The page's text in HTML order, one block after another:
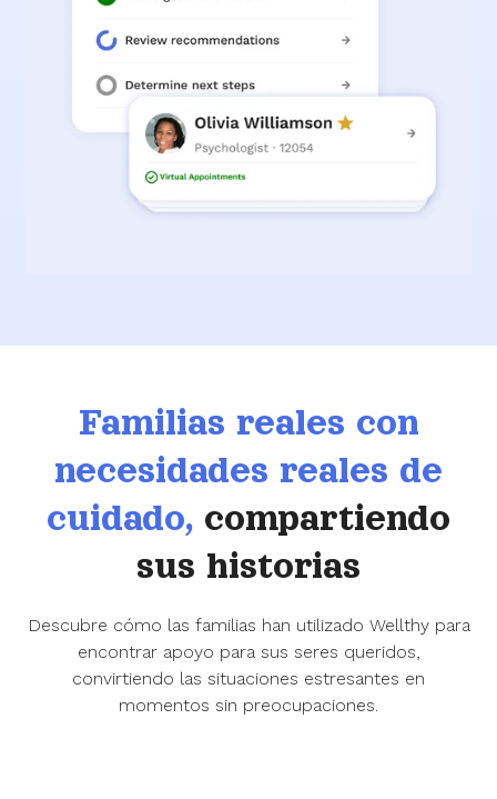
Familias reales con
necesidades reales de
cuidado, compartiendo
sus historias
Descubre cómo las familias han utilizado Wellthy para
encontrar apoyo para sus seres queridos,
convirtiendo las situaciones estresantes en
momentos sin preocupaciones.